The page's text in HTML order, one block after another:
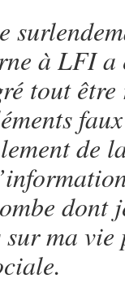
à LFI
tout
de
dont
sur ma